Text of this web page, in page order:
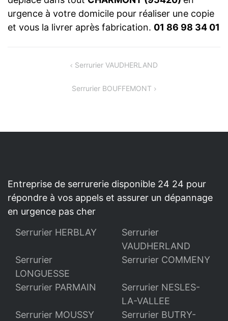
urgence à votre domicile pour réaliser une copie
et vous la livrer après fabrication. 01 86 98 34 01
Serrurier VAUDHERLAND
Serrurier BOUFFEMONT
Entreprise de serrurerie disponible 24 24 pour
répondre à vos appels et assurer un dépannage
en urgence pas cher
Serrurier HERBLAY
Serrurier
VAUDHERLAND
Serrurier
LONGUESSE
Serrurier COMMENY
Serrurier PARMAIN
Serrurier NESLES-
LA-VALLEE
Serrurier MOUSSY
Serrurier BUTRY-